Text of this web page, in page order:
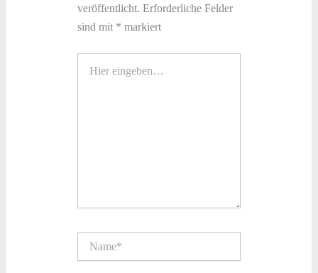
veröffentlicht. Erforderliche Felder
sind mit * markiert
eingeben…